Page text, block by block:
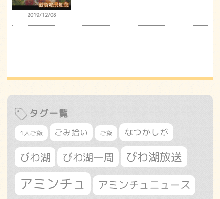
2019/12/08
タグ一覧
1人ご飯 ごみ拾い ご飯 なつかしが
びわ湖 びわ湖一周 びわ湖放送
アミンチュ アミンチュニュース